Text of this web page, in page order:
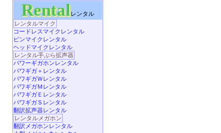
Rentalレンタル
レンタルマイク
コードレスマイクレンタル
ピンマイクレンタル
ヘッドマイクレンタル
レンタル手ぶら拡声器
パワーギガホンレンタル
パワギガ＋レンタル
パワギガＷレンタル
パワギガＭレンタル
パワギガＥレンタル
パワギガＳレンタル
翻訳拡声器レンタル
レンタルメガホン
翻訳メガホンレンタル